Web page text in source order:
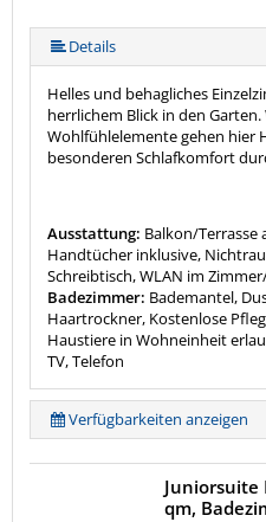
Details
Helles und behagliches
herrlichem Blick in den
Wohlfühlelemente gehen hier
besonderen Schlafkomfort
Ausstattung: Balkon/Terrasse
Handtücher inklusive,
Schreibtisch, WLAN im
Badezimmer: Bademantel,
Haartrockner, Kostenlose
Haustiere in Wohneinheit
TV, Telefon
Verfügbarkeiten anzeigen
Juniorsuite
qm,